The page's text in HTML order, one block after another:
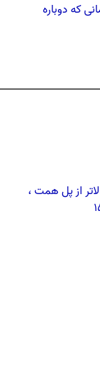
که دوباره
از پل همت ،